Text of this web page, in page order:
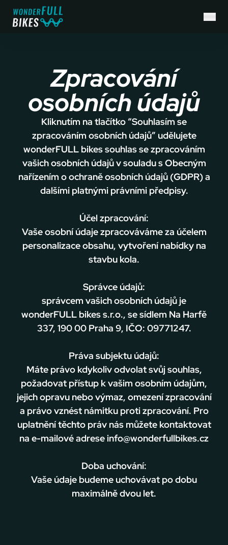
Zpracování
osobních údajů
Kliknutím na tlačítko “Souhlasím se
zpracováním osobních údajů” udělujete
wonderFULL bikes souhlas se zpracováním
vašich osobních údajů v souladu s Obecným
nařízením o ochraně osobních údajů (GDPR) a
dalšími platnými právními předpisy.
Účel zpracování:
Vaše osobní údaje zpracováváme za účelem
personalizace obsahu, vytvoření nabídky na
stavbu kola.
Správce údajů:
správcem vašich osobních údajů je
wonderFULL bikes s.r.o., se sídlem Na Harfě
337, 190 00 Praha 9, IČO: 09771247.
Práva subjektu údajů:
Máte právo kdykoliv odvolat svůj souhlas,
požadovat přístup k vašim osobním údajům,
jejich opravu nebo výmaz, omezení zpracování
a právo vznést námitku proti zpracování. Pro
uplatnění těchto práv nás můžete kontaktovat
na e-mailové adrese info@wonderfullbikes.cz
Doba uchování:
Vaše údaje budeme uchovávat po dobu
maximálně dvou let.